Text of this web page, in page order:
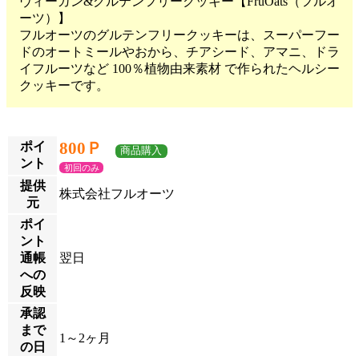
ーツ）】
フルオーツのグルテンフリークッキーは、スーパーフー
ドのオートミールやおから、チアシード、アマニ、ドラ
イフルーツなど 100％植物由来素材 で作られたヘルシー
クッキーです。
ポイ
ント
800Ｐ 商品購入
初回のみ
提供
元
株式会社フルオーツ
ポイ
ント
通帳
への
反映
翌日
承認
まで
の日
1～2ヶ月